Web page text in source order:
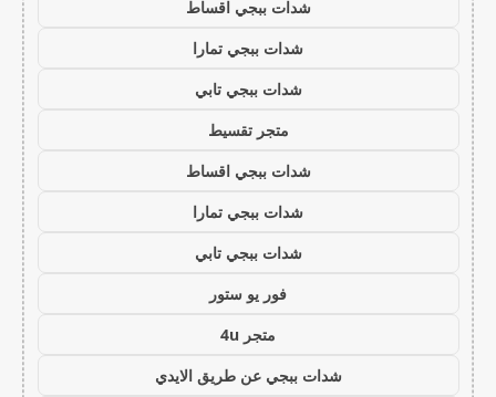
شدات ببجي اقساط
شدات ببجي تمارا
شدات ببجي تابي
متجر تقسيط
شدات ببجي اقساط
شدات ببجي تمارا
شدات ببجي تابي
فور يو ستور
متجر 4u
شدات ببجي عن طريق الايدي